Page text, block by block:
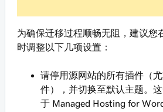
为确保迁移过程顺畅无阻，建议您
时调整以下几项设置：
请停用源网站的所有插件（
件），并切换至默认主题。
于 Managed Hosting for